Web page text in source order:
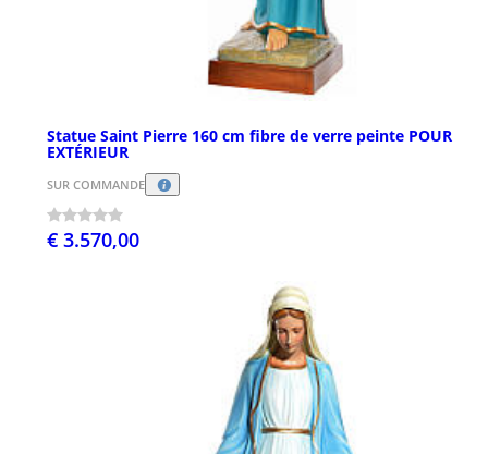
Statue Saint Pierre 160 cm fibre de verre peinte POUR
EXTÉRIEUR
SUR COMMANDE
€ 3.570,00